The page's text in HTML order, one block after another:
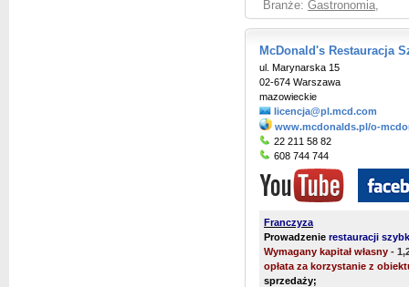
Branże: Gastronomia,
McDonald's Restauracja
ul. Marynarska 15
02-674 Warszawa
mazowieckie
licencja@pl.mcd.com
www.mcdonalds.pl/o-
22 211 58 82
608 744 744
Franczyza
Prowadzenie restauracji
Wymagany kapitał własny -
opłata za korzystanie z
sprzedaży;